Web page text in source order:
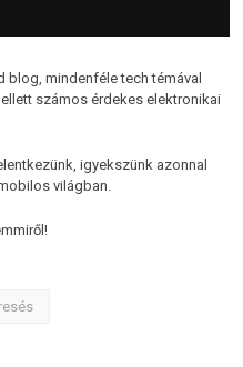
blog, mindenféle tech témával
számos érdekes elektronikai
igyekszünk azonnal
világban.